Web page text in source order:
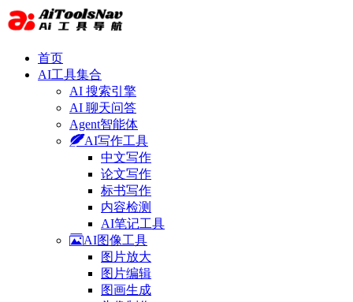
首页
AI工具集合
AI 搜索引擎
AI 聊天问答
Agent智能体
AI写作工具
中文写作
论文写作
标书写作
内容检测
AI笔记工具
AI图像工具
图片放大
图片编辑
图画生成